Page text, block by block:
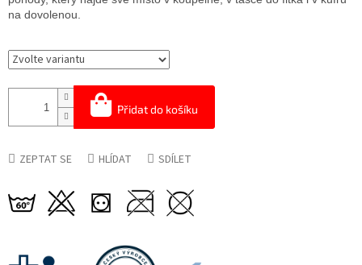
Přidat do košíku
na dovolenou.
ZEPTAT SE HLÍDAT SDÍLET